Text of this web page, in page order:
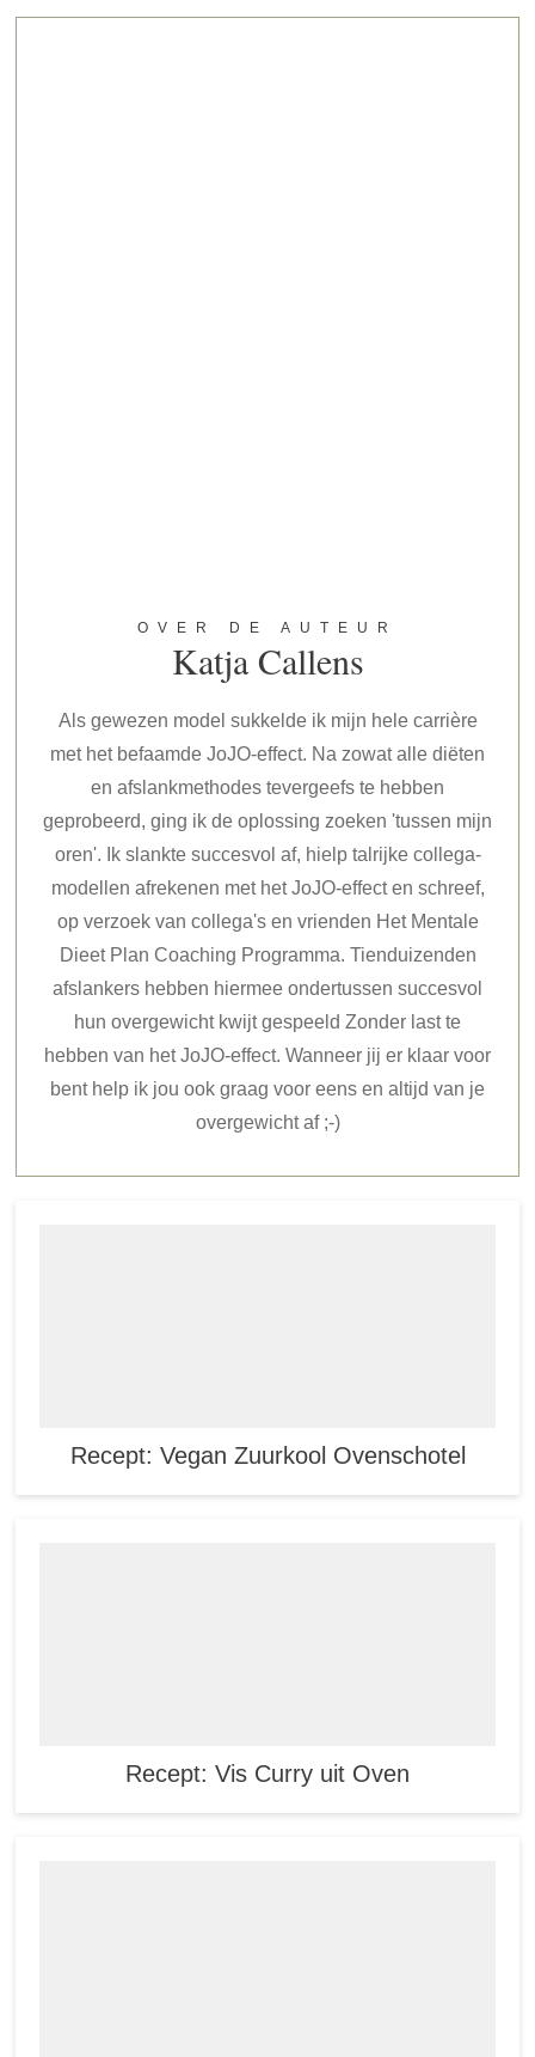
OVER DE AUTEUR
Katja Callens
Als gewezen model sukkelde ik mijn hele carrière
met het befaamde JoJO-effect. Na zowat alle diëten
en afslankmethodes tevergeefs te hebben
geprobeerd, ging ik de oplossing zoeken 'tussen mijn
oren'. Ik slankte succesvol af, hielp talrijke collega-
modellen afrekenen met het JoJO-effect en schreef,
op verzoek van collega's en vrienden Het Mentale
Dieet Plan Coaching Programma. Tienduizenden
afslankers hebben hiermee ondertussen succesvol
hun overgewicht kwijt gespeeld Zonder last te
hebben van het JoJO-effect. Wanneer jij er klaar voor
bent help ik jou ook graag voor eens en altijd van je
overgewicht af ;-)
Recept: Vegan Zuurkool Ovenschotel
Recept: Vis Curry uit Oven